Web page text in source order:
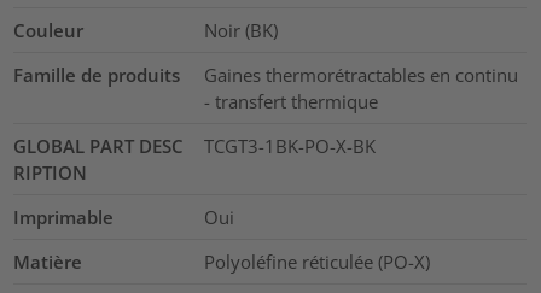
Couleur
Noir (BK)
Famille de produits
Gaines thermorétractables en continu
- transfert thermique
GLOBAL PART DESC
RIPTION
TCGT3-1BK-PO-X-BK
Imprimable
Oui
Matière
Polyoléfine réticulée (PO-X)